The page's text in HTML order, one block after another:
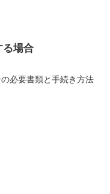
る場合
必要書類と手続き方法